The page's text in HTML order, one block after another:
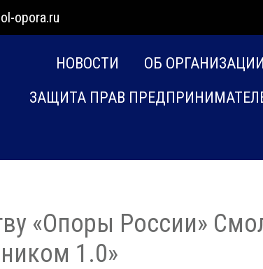
opora.ru
НОВОСТИ ОБ ОРГАНИЗАЦИИ
ЗАЩИТА ПРАВ
«Опоры России»
1.0»